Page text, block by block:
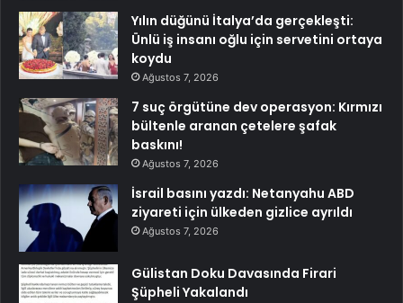
Yılın düğünü İtalya’da gerçekleşti:
Ünlü iş insanı oğlu için servetini ortaya
koydu
Ağustos 7, 2026
7 suç örgütüne dev operasyon: Kırmızı
bültenle aranan çetelere şafak
baskını!
Ağustos 7, 2026
İsrail basını yazdı: Netanyahu ABD
ziyareti için ülkeden gizlice ayrıldı
Ağustos 7, 2026
Gülistan Doku Davasında Firari
Şüpheli Yakalandı